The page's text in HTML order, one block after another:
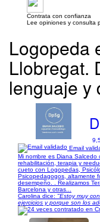
Contrata con confianza
Lee opiniones y consulta
Logopeda
Llobregat.
lenguaje y
Email
Mi nombre es Diana
rehabilitación, terapia y
cueto con Logopedas,
Psicopedagogos, altamente
desempeño. . Realizamos
Barcelona y otras...
Carolina dice: "Estoy muy
ejercicios y porque son los